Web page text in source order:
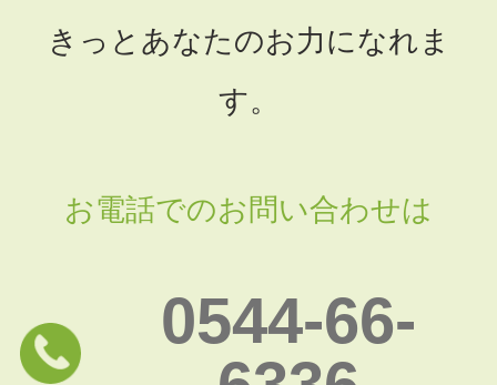
きっとあなたのお力になれま
す。
お電話でのお問い合わせは
0544-66-